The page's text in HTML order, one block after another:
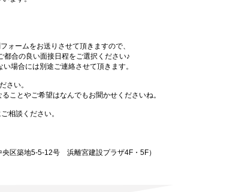
ォームをお送りさせて頂きますので、
合の良い面接日程をご選択ください♪
場合には別途ご連絡させて頂きます。
さい。
ことやご希望はなんでもお聞かせくださいね。
相談ください。
区築地5-5-12号 浜離宮建設プラザ4F・5F）